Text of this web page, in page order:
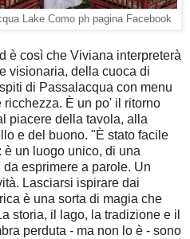
Lake Como ph pagina Facebook
è così che Viviana interpreterà
visionaria, della cuoca di
di Passalacqua con menu
È un po' il ritorno
piacere della tavola, alla
e del buono. "È stato facile
un luogo unico, di una
esprimere a parole. Un
Lasciarsi ispirare dai
è una sorta di magia che
storia, il lago, la tradizione e il
perduta - ma non lo è - sono